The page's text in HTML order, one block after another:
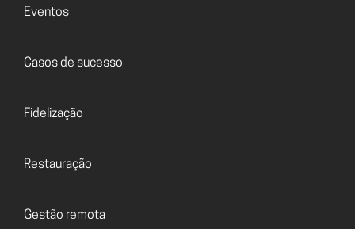
Eventos
Casos de sucesso
Fidelização
Restauração
Gestão remota